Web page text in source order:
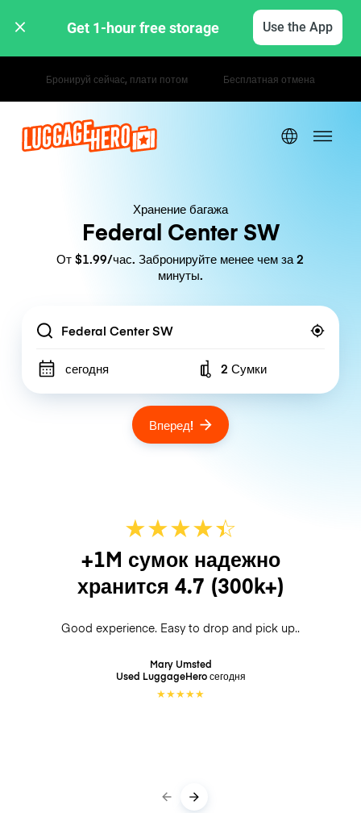
Get 1-hour free storage Use the App
Почасовые / дневные тарифы
Хранение багажа
Federal Center SW
От $1.99/час. Забронируйте менее чем за 2
минуты.
Location
сегодня Number of bags
2 Сумки
Вперед!
★★★★☆
★
+1M сумок надежно
хранится 4.7 (300k+)
Good experience. Easy to drop and pick up..
Mary Umsted
Used LuggageHeroсегодня
★★★★★